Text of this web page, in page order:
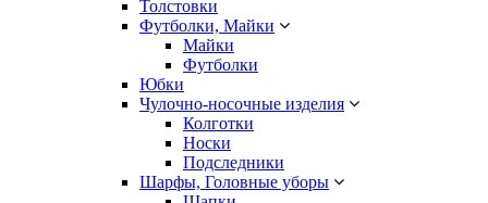
Толстовки
Футболки, Майки
Майки
Футболки
Юбки
Чулочно-носочные изделия
Колготки
Носки
Подследники
Шарфы, Головные уборы